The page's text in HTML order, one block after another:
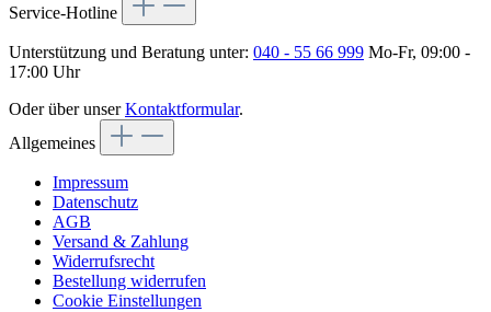
Service-Hotline
Unterstützung und Beratung unter: 040 - 55 66 999 Mo-Fr, 09:00 -
17:00 Uhr
Oder über unserKontaktformular.
Allgemeines
Impressum
Datenschutz
AGB
Versand & Zahlung
Widerrufsrecht
Bestellung widerrufen
Cookie Einstellungen